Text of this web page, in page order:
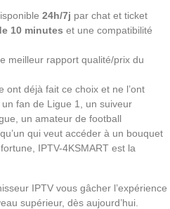
24h/7j par chat et ticket
10 minutes et une compatibilité
meilleur rapport qualité/prix du
ont déjà fait ce choix et ne l’ont
fan de Ligue 1, un suiveur
un amateur de football
qui veut accéder à un bouquet
IPTV-4KSMART est la
IPTV vous gâcher l’expérience
supérieur, dès aujourd’hui.